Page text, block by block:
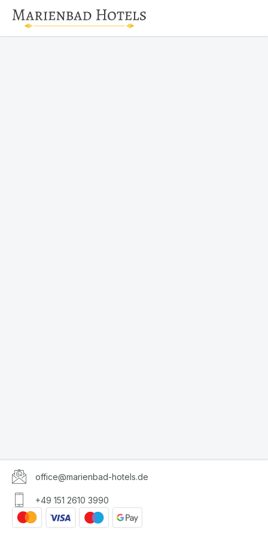
office@marienbad-hotels.de
+49 151 2610 3990